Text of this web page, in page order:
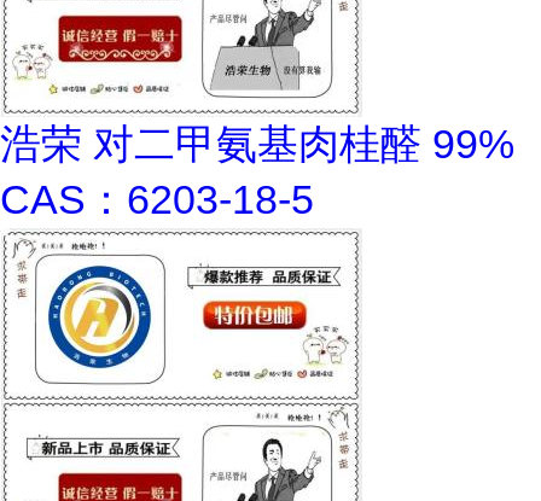
浩荣 对二甲氨基肉桂醛 99%
CAS：6203-18-5